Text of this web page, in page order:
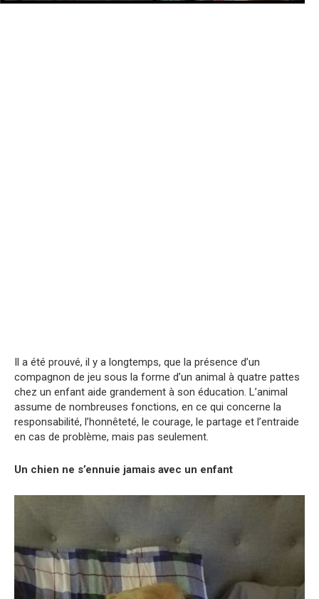
Il a été prouvé, il y a longtemps, que la présence d’un
compagnon de jeu sous la forme d’un animal à quatre pattes
chez un enfant aide grandement à son éducation. L’animal
assume de nombreuses fonctions, en ce qui concerne la
responsabilité, l’honnêteté, le courage, le partage et l’entraide
en cas de problème, mais pas seulement.
Un chien ne s’ennuie jamais avec un enfant